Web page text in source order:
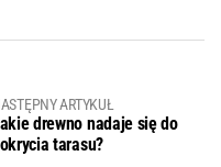
ARTYKUŁ
drewno nadaje się do
tarasu?